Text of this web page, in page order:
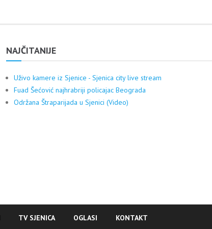
NAJČITANIJE
Uživo kamere iz Sjenice - Sjenica city live stream
Fuad Šećović najhrabriji policajac Beograda
Održana Štraparijada u Sjenici (Video)
TV SJENICA OGLASI KONTAKT